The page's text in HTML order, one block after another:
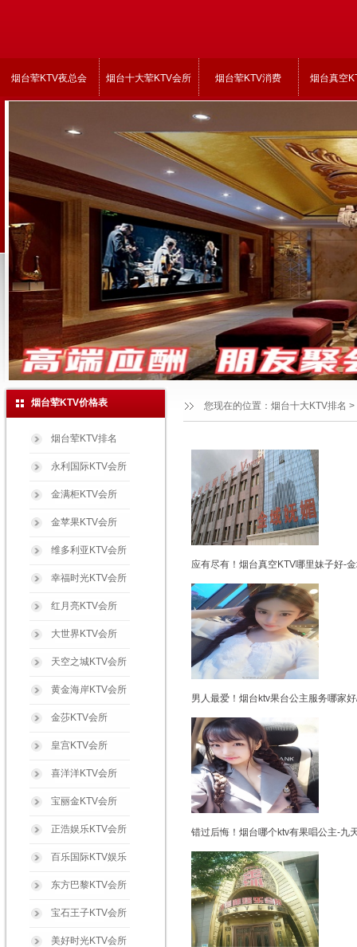
烟台荤KTV夜总会 烟台十大荤KTV会所 烟台荤KTV消费 烟台真空
烟台荤KTV价格表
烟台荤KTV排名
永利国际KTV会所
金满柜KTV会所
金苹果KTV会所
维多利亚KTV会所
幸福时光KTV会所
红月亮KTV会所
大世界KTV会所
天空之城KTV会所
黄金海岸KTV会所
金莎KTV会所
皇宫KTV会所
喜洋洋KTV会所
宝丽金KTV会所
正浩娱乐KTV会所
百乐国际KTV娱乐
东方巴黎KTV会所
宝石王子KTV会所
美好时光KTV会所
应有尽有！烟台真空KTV哪里妹子好-
男人最爱！烟台ktv果台公主服务哪家
错过后悔！烟台哪个ktv有果唱公主-九
您现在的位置： 烟台十大KTV排名 >